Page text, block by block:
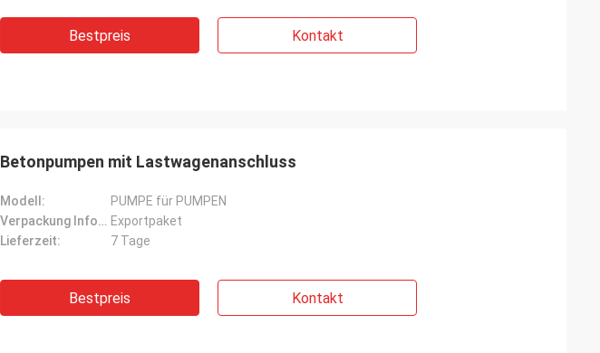
Bestpreis Kontakt
Betonpumpen mit Lastwagenanschluss
Modell:
PUMPE für PUMPEN
Verpackung Informationen: Exportpaket
Lieferzeit:
7 Tage
Bestpreis Kontakt